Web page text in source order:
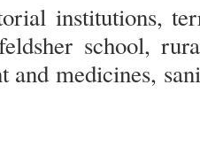
institutions,
school,
and medicines,